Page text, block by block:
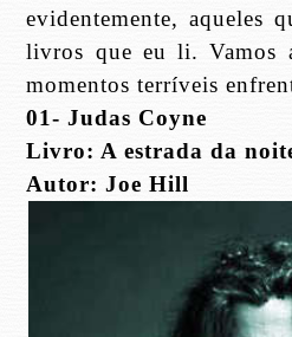
evidentemente, aqueles
livros que eu li. Vamos
momentos terríveis
01- Judas Coyne
Livro: A estrada da
Autor: Joe Hill